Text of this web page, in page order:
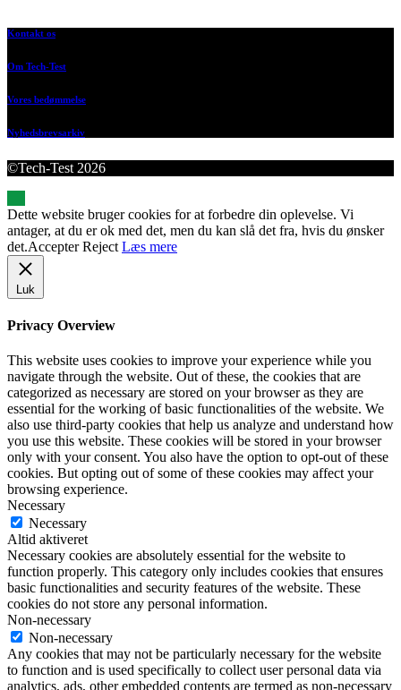
Kontakt os
Om Tech-Test
Vores bedømmelse
Nyhedsbrevsarkiv
©Tech-Test 2026
Dette website bruger cookies for at forbedre din oplevelse. Vi
antager, at du er ok med det, men du kan slå det fra, hvis du ønsker
det.Accepter Reject Læs mere
Luk
Privacy Overview
This website uses cookies to improve your experience while you
navigate through the website. Out of these, the cookies that are
categorized as necessary are stored on your browser as they are
essential for the working of basic functionalities of the website. We
also use third-party cookies that help us analyze and understand how
you use this website. These cookies will be stored in your browser
only with your consent. You also have the option to opt-out of these
cookies. But opting out of some of these cookies may affect your
browsing experience.
Necessary
Necessary
Altid aktiveret
Necessary cookies are absolutely essential for the website to
function properly. This category only includes cookies that ensures
basic functionalities and security features of the website. These
cookies do not store any personal information.
Non-necessary
Non-necessary
Any cookies that may not be particularly necessary for the website
to function and is used specifically to collect user personal data via
analytics, ads, other embedded contents are termed as non-necessary